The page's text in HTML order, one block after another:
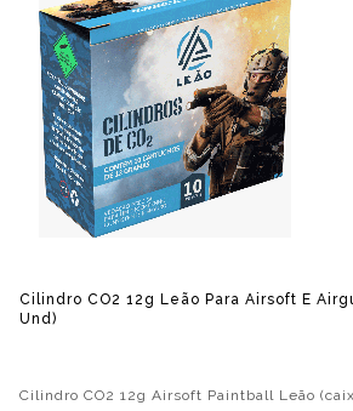
Cilindro CO2 12g Leão Para Airsoft E
Und)
Cilindro CO2 12g Airsoft Paintball Leão